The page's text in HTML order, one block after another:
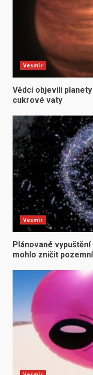
Vesmír
Vědci objevili
cukrové vaty
Vesmír
Plánované
mohlo zničit